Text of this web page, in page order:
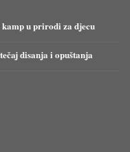
u prirodi za djecu
disanja i opuštanja